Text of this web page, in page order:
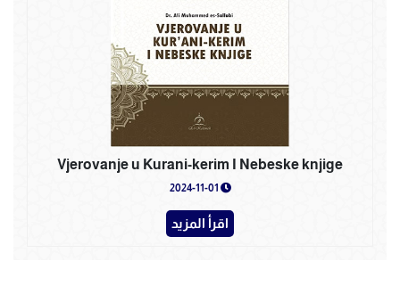
Vjerovanje u Kurani-kerim I Nebeske knjige
اقرأ المزيد